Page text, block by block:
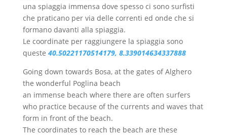
una spiaggia immensa dove spesso ci sono surfisti
che praticano per via delle correnti ed onde che si
formano davanti alla spiaggia.
Le coordinate per raggiungere la spiaggia sono
queste 40.50221170514179, 8.339014634337888
Going down towards Bosa, at the gates of Alghero
the wonderful Poglina beach
an immense beach where there are often surfers
who practice because of the currents and waves that
form in front of the beach.
The coordinates to reach the beach are these